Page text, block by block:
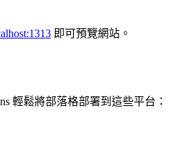
即可預覽網站。
輕鬆將部落格部署到這些平台：